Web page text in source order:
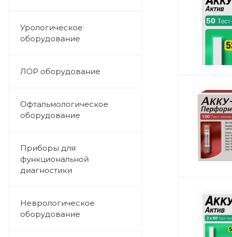
Урологическое
оборудование
ЛОР оборудование
Офтальмологическое
оборудование
Приборы для
функциональной
диагностики
Неврологическое
оборудование